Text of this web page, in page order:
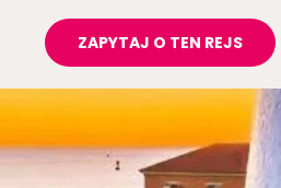
ZAPYTAJ O TEN REJS